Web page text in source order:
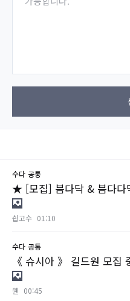
수다 공통
★ [모집] 븜다닥 & 븜다다
싑고수 01:10
수다 공통
《 슈시아 》 길드원 모집
웬 00:45